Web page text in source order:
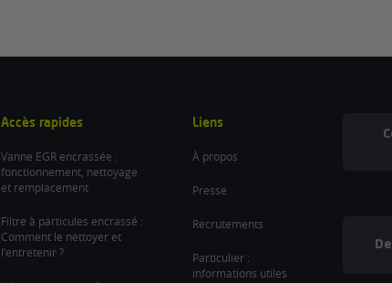
Accès rapides
Vanne EGR encrassée :
fonctionnement, nettoyage
et remplacement
Filtre à particules encrassé :
Comment le nettoyer et
l’entretenir ?
Liens
À propos
Presse
Recrutements
Particulier :
informations utiles